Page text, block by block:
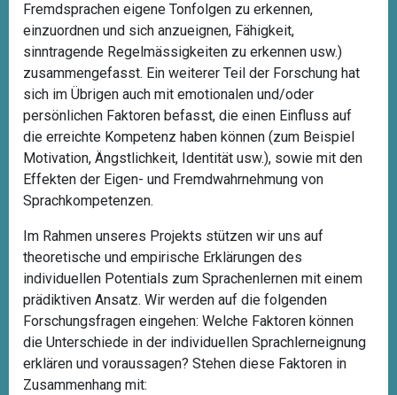
Fremdsprachen eigene Tonfolgen zu erkennen,
einzuordnen und sich anzueignen, Fähigkeit,
sinntragende Regelmässigkeiten zu erkennen usw.)
zusammengefasst. Ein weiterer Teil der Forschung hat
sich im Übrigen auch mit emotionalen und/oder
persönlichen Faktoren befasst, die einen Einfluss auf
die erreichte Kompetenz haben können (zum Beispiel
Motivation, Ängstlichkeit, Identität usw.), sowie mit den
Effekten der Eigen- und Fremdwahrnehmung von
Sprachkompetenzen.
Im Rahmen unseres Projekts stützen wir uns auf
theoretische und empirische Erklärungen des
individuellen Potentials zum Sprachenlernen mit einem
prädiktiven Ansatz. Wir werden auf die folgenden
Forschungsfragen eingehen: Welche Faktoren können
die Unterschiede in der individuellen Sprachlerneignung
erklären und voraussagen? Stehen diese Faktoren in
Zusammenhang mit: